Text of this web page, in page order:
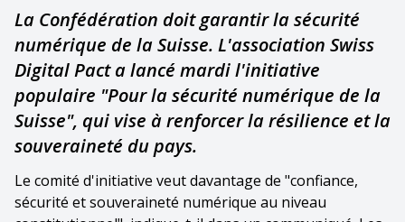
La Confédération doit garantir la sécurité
numérique de la Suisse. L'association Swiss
Digital Pact a lancé mardi l'initiative
populaire "Pour la sécurité numérique de la
Suisse", qui vise à renforcer la résilience et la
souveraineté du pays.
Le comité d'initiative veut davantage de "confiance,
sécurité et souveraineté numérique au niveau